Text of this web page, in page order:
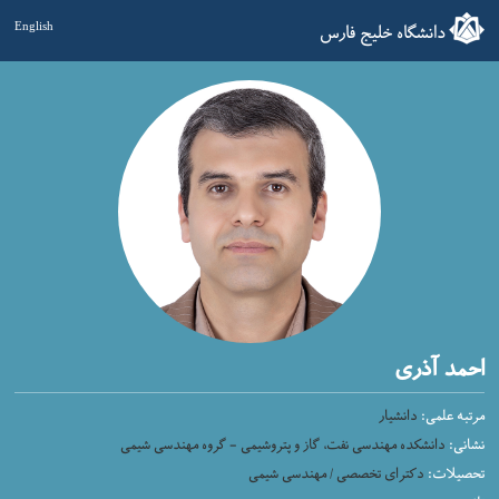
دانشگاه خلیج فارس English
احمد آذری
مرتبه علمی: دانشیار
نشانی: دانشکده مهندسی نفت، گاز و پتروشیمی - گروه مهندسی شیمی
تحصیلات: دکترای تخصصی / مهندسی شیمی